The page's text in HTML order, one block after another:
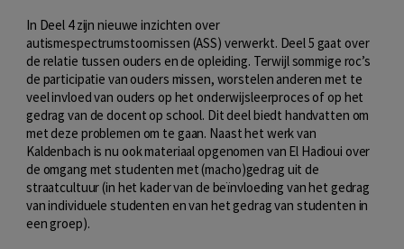
In Deel 4 zijn nieuwe inzichten over
autismespectrumstoornissen (ASS) verwerkt. Deel 5 gaat over
de relatie tussen ouders en de opleiding. Terwijl sommige roc’s
de participatie van ouders missen, worstelen anderen met te
veel invloed van ouders op het onderwijsleerproces of op het
gedrag van de docent op school. Dit deel biedt handvatten om
met deze problemen om te gaan. Naast het werk van
Kaldenbach is nu ook materiaal opgenomen van El Hadioui over
de omgang met studenten met (macho)gedrag uit de
straatcultuur (in het kader van de beïnvloeding van het gedrag
van individuele studenten en van het gedrag van studenten in
een groep).